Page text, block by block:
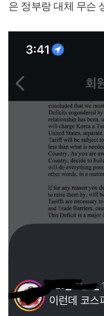
은 정부랑 대체 무슨